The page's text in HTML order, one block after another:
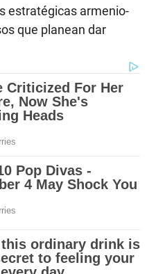
estratégicas armenio-
que planean dar